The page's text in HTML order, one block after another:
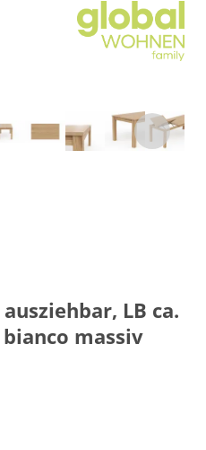
LB ca.
bianco massiv